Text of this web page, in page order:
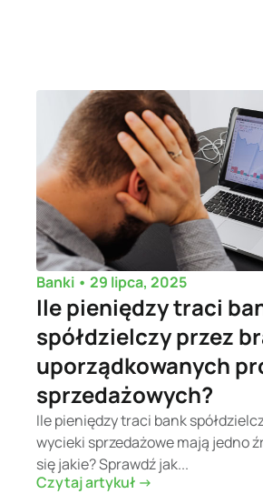
Banki • 29 lipca, 2025
Ile pieniędzy traci
spółdzielczy przez
uporządkowanych
sprzedażowych?
Ile pieniędzy traci bank
wycieki sprzedażowe mają jedno
się jakie? Sprawdź jak...
Czytaj artykuł ->